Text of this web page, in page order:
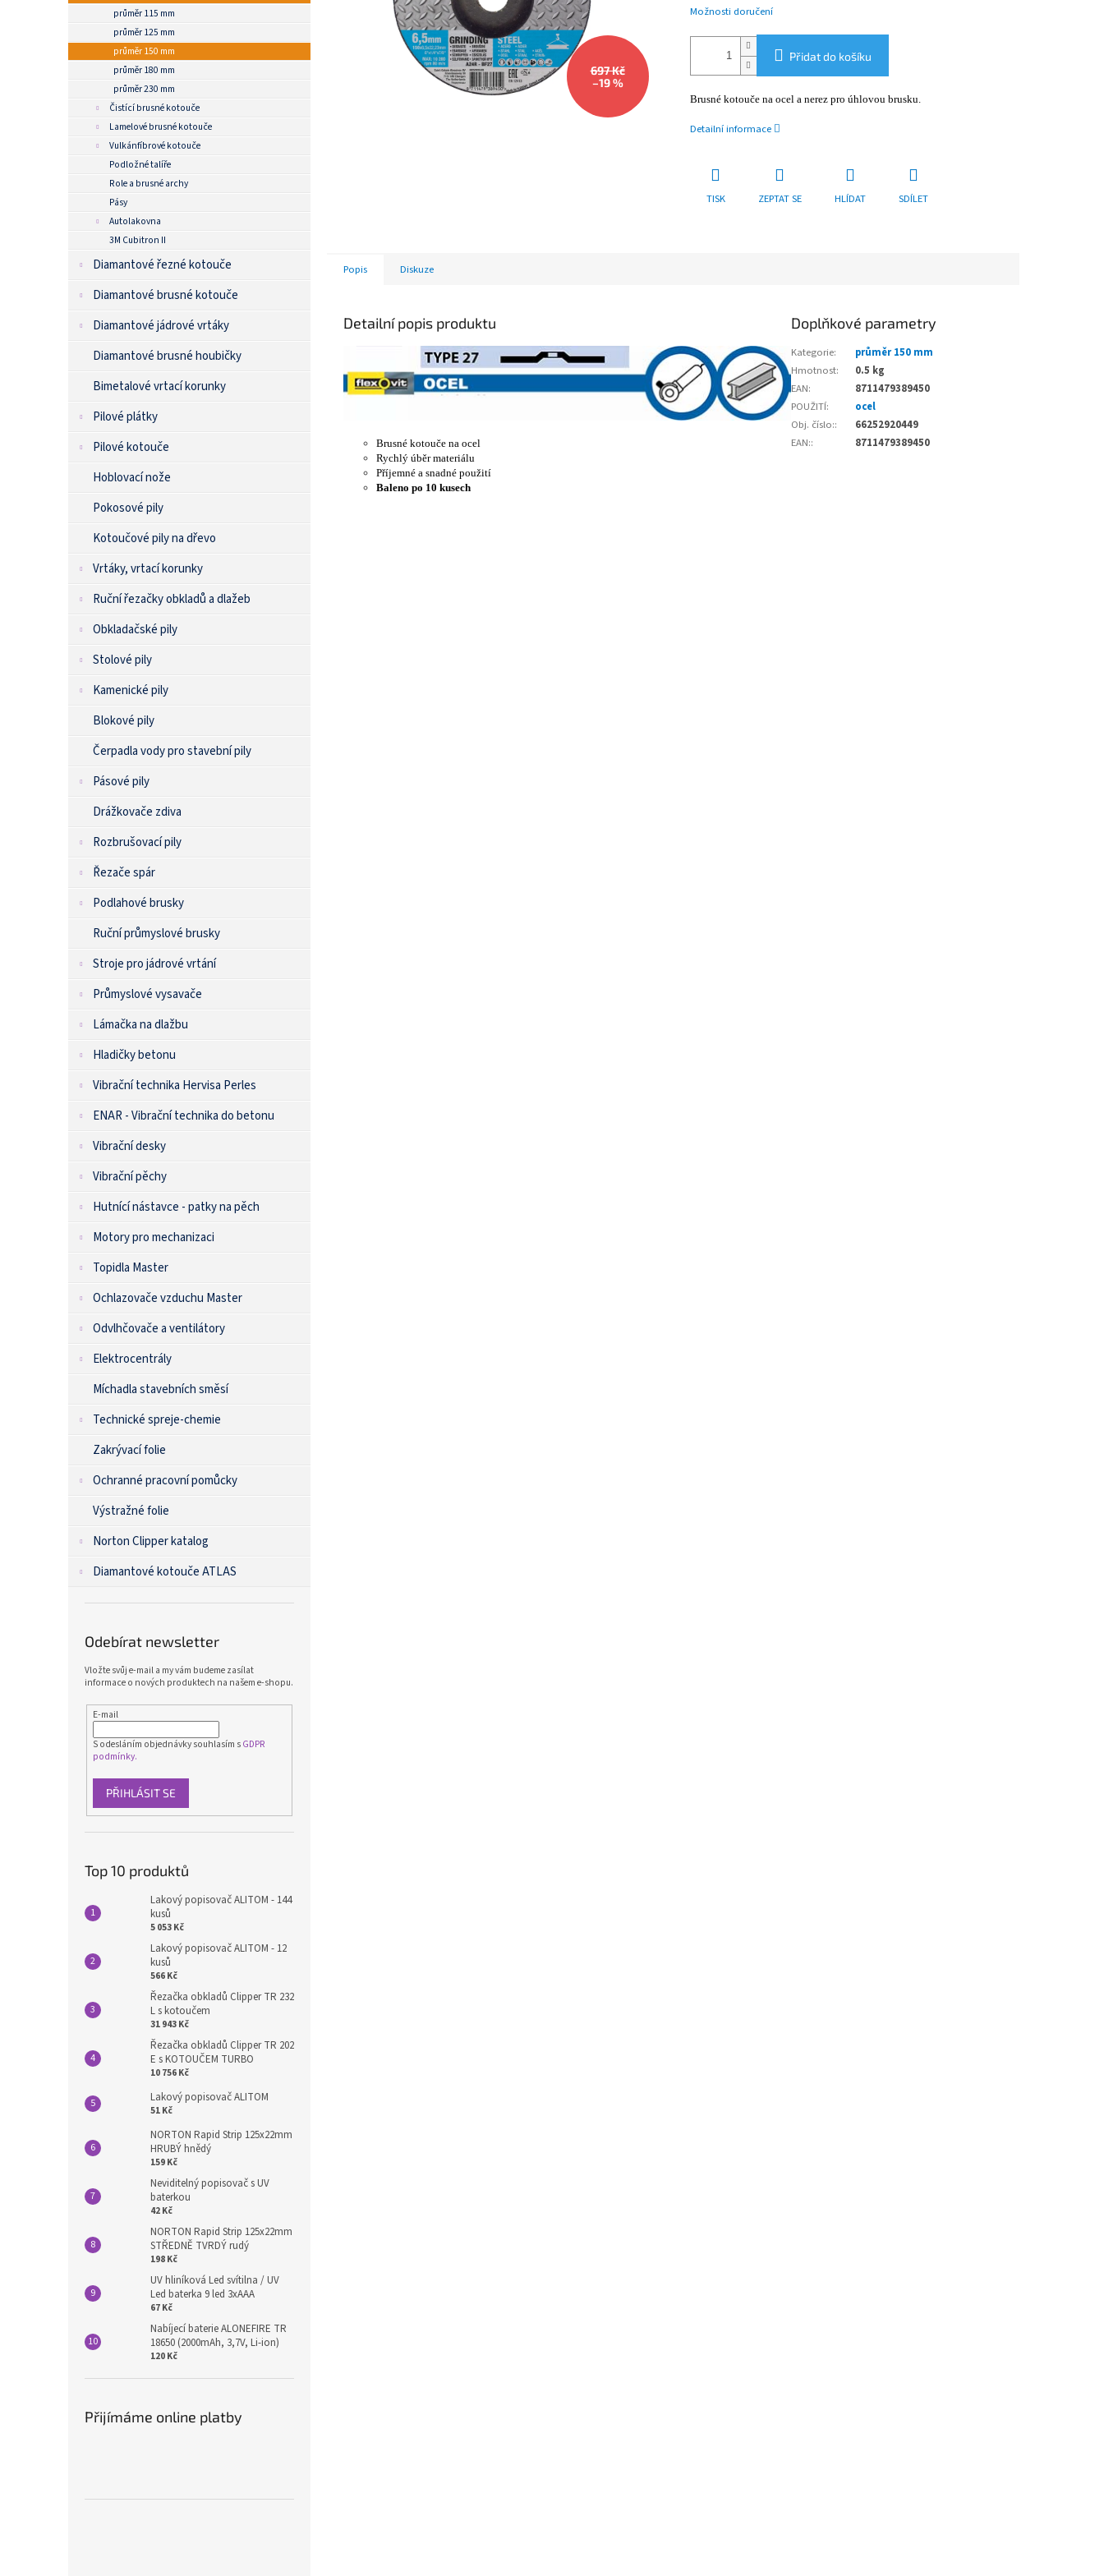
n
l
průměr 115 mm
průměr 125 mm
průměr 150 mm
průměr 180 mm
průměr 230 mm
Čistící brusné kotouče
Lamelové brusné kotouče
Vulkánfíbrové kotouče
Podložné talíře
Role a brusné archy
Pásy
Autolakovna
3M Cubitron II
Diamantové řezné kotouče
Diamantové brusné kotouče
Diamantové jádrové vrtáky
Diamantové brusné houbičky
Bimetalové vrtací korunky
Pilové plátky
Pilové kotouče
Hoblovací nože
Pokosové pily
Kotoučové pily na dřevo
Vrtáky, vrtací korunky
Ruční řezačky obkladů a dlažeb
Obkladačské pily
Stolové pily
Kamenické pily
Blokové pily
Čerpadla vody pro stavební pily
Pásové pily
Drážkovače zdiva
Rozbrušovací pily
Řezače spár
Podlahové brusky
Ruční průmyslové brusky
Stroje pro jádrové vrtání
Průmyslové vysavače
Lámačka na dlažbu
Hladičky betonu
Vibrační technika Hervisa Perles
ENAR - Vibrační technika do betonu
Vibrační desky
Vibrační pěchy
Hutnící nástavce - patky na pěch
Motory pro mechanizaci
Topidla Master
Ochlazovače vzduchu Master
Odvlhčovače a ventilátory
Elektrocentrály
Míchadla stavebních směsí
Technické spreje-chemie
Zakrývací folie
Ochranné pracovní pomůcky
Výstražné folie
Norton Clipper katalog
Diamantové kotouče ATLAS
Odebírat newsletter
Vložte svůj e-mail a my vám budeme zasílat
informace o nových produktech na našem e-shopu.
E-mail
S odesláním objednávky souhlasím sGDPR
podmínky.
PŘIHLÁSIT SE
Top 10 produktů
Lakový popisovač ALITOM - 144
kusů
5 053 Kč
Lakový popisovač ALITOM - 12
kusů
566 Kč
Řezačka obkladů Clipper TR 232
L s kotoučem
31 943 Kč
Řezačka obkladů Clipper TR 202
E s KOTOUČEM TURBO
10 756 Kč
Lakový popisovač ALITOM
51 Kč
NORTON Rapid Strip 125x22mm
HRUBÝ hnědý
159 Kč
Neviditelný popisovač s UV
baterkou
42 Kč
NORTON Rapid Strip 125x22mm
STŘEDNĚ TVRDÝ rudý
198 Kč
UV hliníková Led svítilna / UV
Led baterka 9 led 3xAAA
67 Kč
Nabíjecí baterie ALONEFIRE TR
18650 (2000mAh, 3,7V, Li-ion)
120 Kč
Přijímáme online platby
697 Kč
–19 %
Možnosti doručení
Přidat do košíku
Brusné kotouče na ocel a nerez pro úhlovou brusku.
Detailní informace
TISK ZEPTAT SE HLÍDAT SDÍLET
Popis Diskuze
Detailní popis produktu
Brusné kotouče na ocel
Rychlý úběr materiálu
Příjemné a snadné použití
Baleno po 10 kusech
Doplňkové parametry
Kategorie:
průměr 150 mm
Hmotnost:
0.5 kg
EAN:
8711479389450
POUŽITÍ:
ocel
Obj. číslo::
66252920449
EAN:: 8711479389450